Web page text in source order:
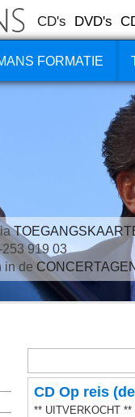
CD's DVD's
FORMATIE
253 919 03
in de
CD Op reis
** UITVERKOCHT **